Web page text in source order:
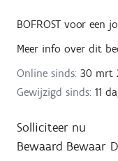
BOFROST voor een
Meer info over dit
Online sinds: 30 mrt
Gewijzigd sinds: 11
Solliciteer nu
Bewaard Bewaar